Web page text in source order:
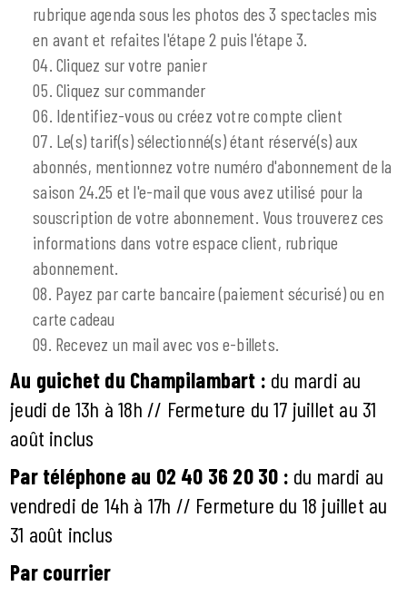
rubrique agenda sous les photos des 3 spectacles mis
en avant et refaites l'étape 2 puis l'étape 3.
Cliquez sur votre panier
Cliquez sur commander
Identifiez-vous ou créez votre compte client
Le(s) tarif(s) sélectionné(s) étant réservé(s) aux
abonnés, mentionnez votre numéro d'abonnement de la
saison 24.25 et l'e-mail que vous avez utilisé pour la
souscription de votre abonnement. Vous trouverez ces
informations dans votre espace client, rubrique
abonnement.
Payez par carte bancaire (paiement sécurisé) ou en
carte cadeau
Recevez un mail avec vos e-billets.
Au guichet du Champilambart : du mardi au
jeudi de 13h à 18h // Fermeture du 17 juillet au 31
août inclus
Par téléphone au 02 40 36 20 30 : du mardi au
vendredi de 14h à 17h // Fermeture du 18 juillet au
31 août inclus
Par courrier